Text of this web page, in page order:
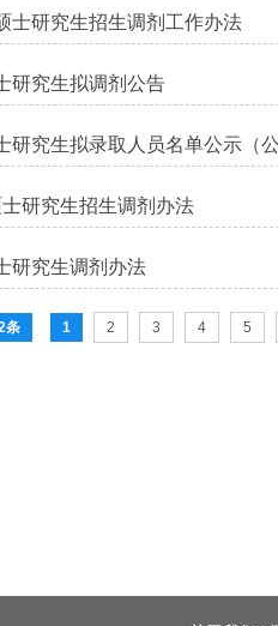
士研究生招生调剂工作办法
研究生拟调剂公告
研究生拟录取人员名单公示（
士研究生招生调剂办法
研究生调剂办法
条 1 2 3 4 5